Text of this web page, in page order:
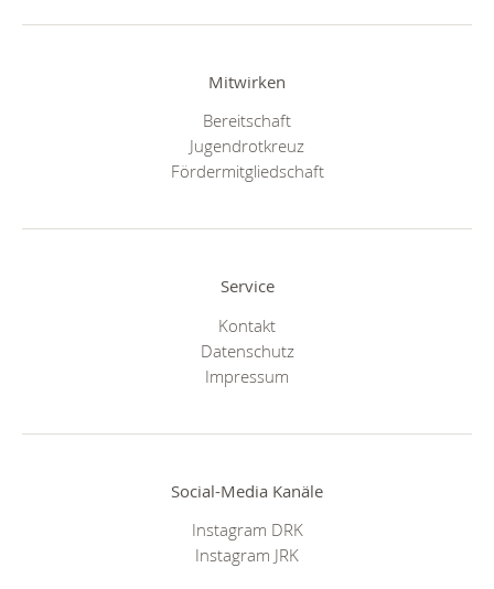
Mitwirken
Bereitschaft
Jugendrotkreuz
Fördermitgliedschaft
Service
Kontakt
Datenschutz
Impressum
Social-Media Kanäle
Instagram DRK
Instagram JRK